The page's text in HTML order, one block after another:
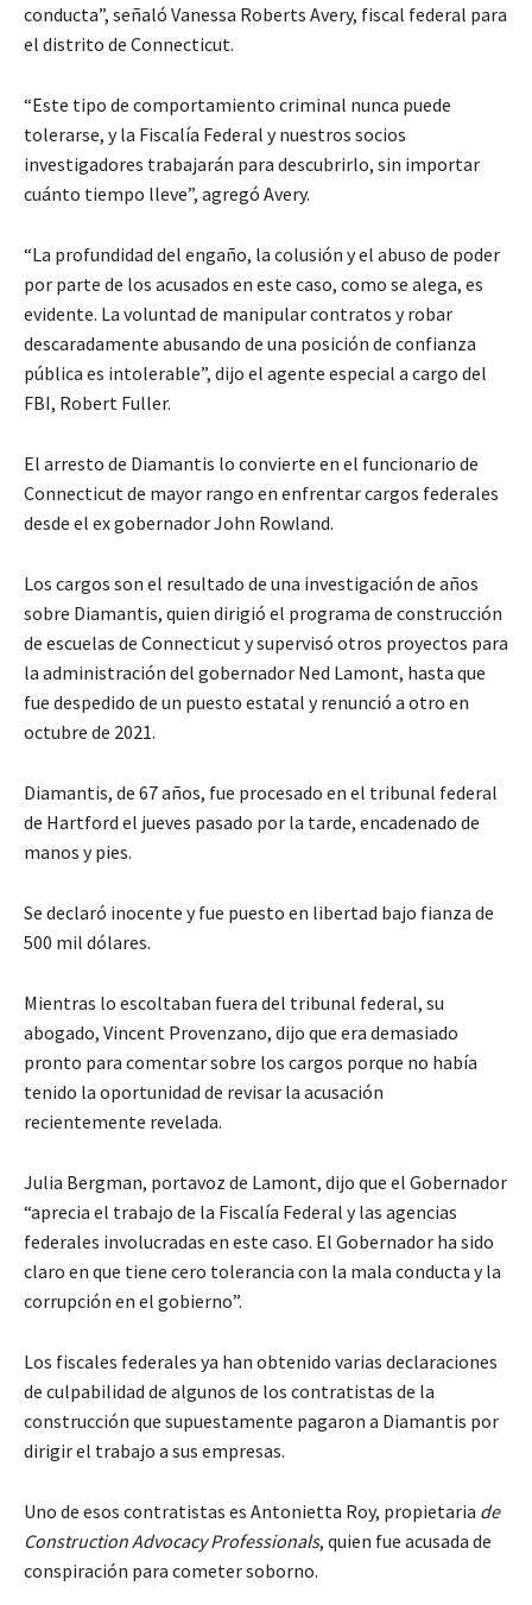
conducta”, señaló Vanessa Roberts Avery, fiscal federal para
el distrito de Connecticut.
“Este tipo de comportamiento criminal nunca puede
tolerarse, y la Fiscalía Federal y nuestros socios
investigadores trabajarán para descubrirlo, sin importar
cuánto tiempo lleve”, agregó Avery.
“La profundidad del engaño, la colusión y el abuso de poder
por parte de los acusados ​​en este caso, como se alega, es
evidente. La voluntad de manipular contratos y robar
descaradamente abusando de una posición de confianza
pública es intolerable”, dijo el agente especial a cargo del
FBI, Robert Fuller.
El arresto de Diamantis lo convierte en el funcionario de
Connecticut de mayor rango en enfrentar cargos federales
desde el ex gobernador John Rowland.
Los cargos son el resultado de una investigación de años
sobre Diamantis, quien dirigió el programa de construcción
de escuelas de Connecticut y supervisó otros proyectos para
la administración del gobernador Ned Lamont, hasta que
fue despedido de un puesto estatal y renunció a otro en
octubre de 2021.
Diamantis, de 67 años, fue procesado en el tribunal federal
de Hartford el jueves pasado por la tarde, encadenado de
manos y pies.
Se declaró inocente y fue puesto en libertad bajo fianza de
500 mil dólares.
Mientras lo escoltaban fuera del tribunal federal, su
abogado, Vincent Provenzano, dijo que era demasiado
pronto para comentar sobre los cargos porque no había
tenido la oportunidad de revisar la acusación
recientemente revelada.
Julia Bergman, portavoz de Lamont, dijo que el Gobernador
“aprecia el trabajo de la Fiscalía Federal y las agencias
federales involucradas en este caso. El Gobernador ha sido
claro en que tiene cero tolerancia con la mala conducta y la
corrupción en el gobierno”.
Los fiscales federales ya han obtenido varias declaraciones
de culpabilidad de algunos de los contratistas de la
construcción que supuestamente pagaron a Diamantis por
dirigir el trabajo a sus empresas.
Uno de esos contratistas es Antonietta Roy, propietaria de
Construction Advocacy Professionals, quien fue acusada de
conspiración para cometer soborno.